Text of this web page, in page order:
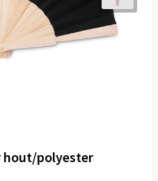
hout/polyester